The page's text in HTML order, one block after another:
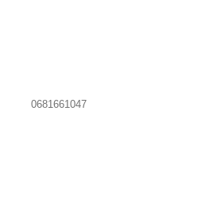
0681661047